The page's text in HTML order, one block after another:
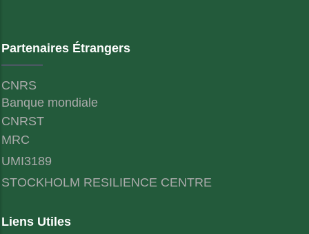
Partenaires Étrangers
CNRS
Banque mondiale
CNRST
MRC
UMI3189
STOCKHOLM RESILIENCE CENTRE
Liens Utiles